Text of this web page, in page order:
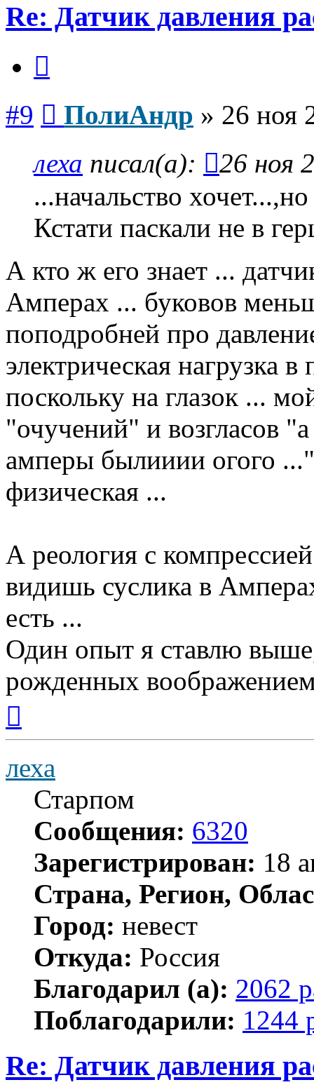
Re: Датчик давления
#9 ПолиАндр » 26 ноя
леха писал(а):
26 ноя
...начальство
Кстати паскали не в
А кто ж его знает ...
Амперах ... буковов
поподробней про
электрическая нагрузка
поскольку на глазок ...
"очучений" и возгласов
амперы былииии огого
физическая ...
А реология с
видишь суслика в
есть ...
Один опыт я ставлю
рожденных
началу
леха
Старпом
Сообщения: 6320
Зарегистрирован: 18
Страна, Регион,
Город: невест
Откуда: Россия
Благодарил (а): 2062
Поблагодарили: 1244
Re: Датчик давления